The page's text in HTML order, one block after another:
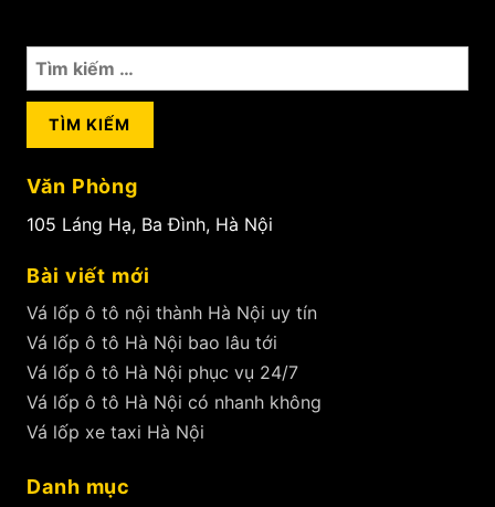
Tìm
kiếm
cho:
Văn Phòng
105 Láng Hạ, Ba Đình, Hà Nội
Bài viết mới
Vá lốp ô tô nội thành Hà Nội uy tín
Vá lốp ô tô Hà Nội bao lâu tới
Vá lốp ô tô Hà Nội phục vụ 24/7
Vá lốp ô tô Hà Nội có nhanh không
Vá lốp xe taxi Hà Nội
Danh mục